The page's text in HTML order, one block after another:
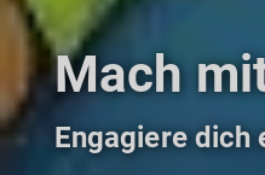
Mach
Engagiere dich